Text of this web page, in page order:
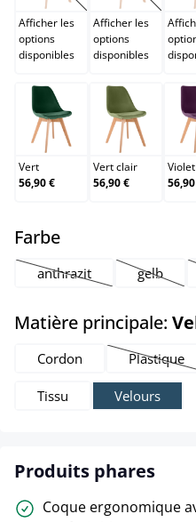
Afficher les
options
disponibles
Afficher les
options
disponibles
Vert
Vert
56,90 €
Vert clair
Vert clair
56,90 €
Violet
Farbeselect
anthrazit
(Cette option n'est pas
gelb
(Cette
Matière principale:
Cordon Plastique
(Cette
Tissu Velours
Produits phares
Coque ergonomique